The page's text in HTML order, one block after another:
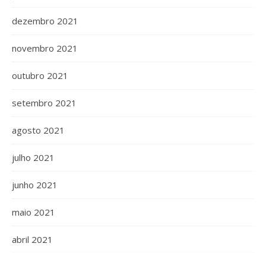
dezembro 2021
novembro 2021
outubro 2021
setembro 2021
agosto 2021
julho 2021
junho 2021
maio 2021
abril 2021